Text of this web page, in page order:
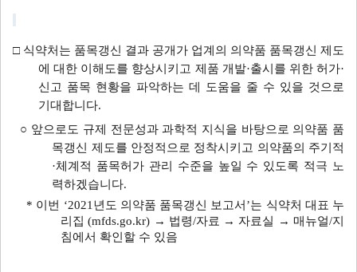
□ 식약처는 품목갱신 결과 공개가 업계의 의약품 품목갱신 제도
에 대한 이해도를 향상시키고 제품 개발·출시를 위한 허가·
신고 품목 현황을 파악하는 데 도움을 줄 수 있을 것으로
기대합니다.
○ 앞으로도 규제 전문성과 과학적 지식을 바탕으로 의약품 품
목갱신 제도를 안정적으로 정착시키고 의약품의 주기적
·체계적 품목허가 관리 수준을 높일 수 있도록 적극 노
력하겠습니다.
* 이번 ‘2021년도 의약품 품목갱신 보고서’는 식약처 대표 누
리집 (mfds.go.kr) → 법령/자료 → 자료실 → 매뉴얼/지
침에서 확인할 수 있음